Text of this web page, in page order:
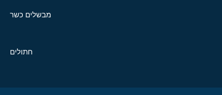
מבשלים כשר
חתולים